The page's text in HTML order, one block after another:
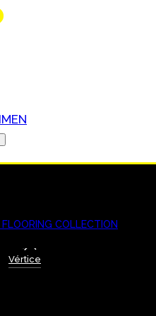
COLLECTION
Vértice